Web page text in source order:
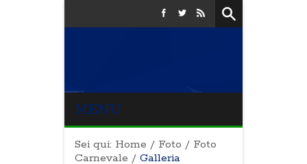
MENU
Sei qui: Home / Foto / Foto
Carnevale / Galleria